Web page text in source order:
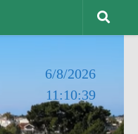
6/8/2026
11:10:40